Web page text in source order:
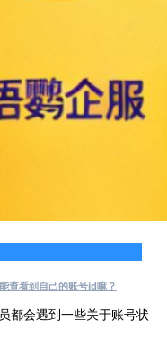
查看到自己的账号id嘛？
都会遇到一些关于账号状